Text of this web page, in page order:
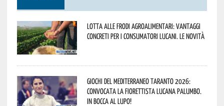
Lotta alle frodi agroalimentari: vantaggi
concreti per i consumatori lucani. Le novità
Giochi del Mediterraneo Taranto 2026:
convocata la fiorettista lucana Palumbo.
In bocca al lupo!